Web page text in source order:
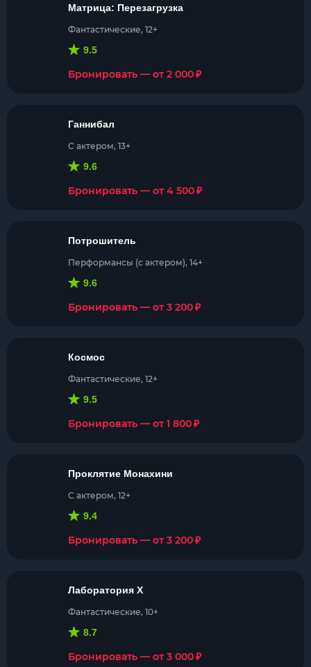
Матрица: Перезагрузка
Фантастические, 12+
9.5
Бронировать — от 2 000₽
Ганнибал
С актером, 13+
9.6
Бронировать — от 4 500₽
Потрошитель
Перформансы (с актером), 14+
9.6
Бронировать — от 3 200₽
Космос
Фантастические, 12+
9.5
Бронировать — от 1 800₽
Проклятие Монахини
С актером, 12+
9.4
Бронировать — от 3 200₽
Лаборатория Х
Фантастические, 10+
8.7
Бронировать — от 3 000₽